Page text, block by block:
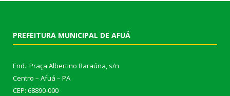
PREFEITURA MUNICIPAL DE AFUÁ
End.: Praça Albertino Baraúna, s/n
Centro – Afuá – PA
CEP: 68890-000